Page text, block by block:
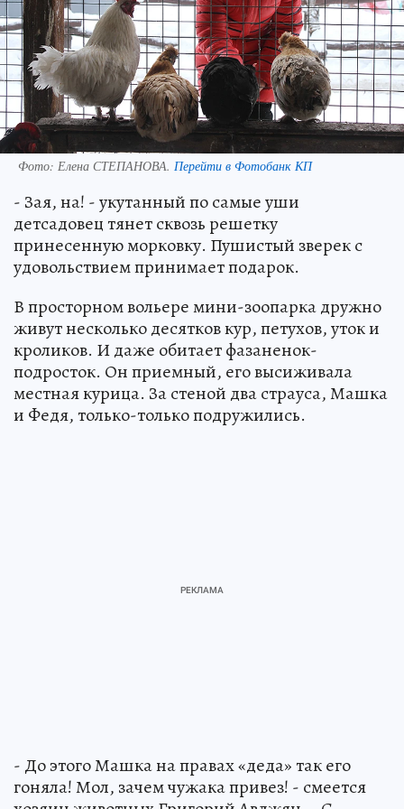
Фото: Елена СТЕПАНОВА. Перейти в Фотобанк КП
- Зая, на! - укутанный по самые уши
детсадовец тянет сквозь решетку
принесенную морковку. Пушистый зверек с
удовольствием принимает подарок.
В просторном вольере мини-зоопарка дружно
живут несколько десятков кур, петухов, уток и
кроликов. И даже обитает фазаненок-
подросток. Он приемный, его высиживала
местная курица. За стеной два страуса, Машка
и Федя, только-только подружились.
- До этого Машка на правах «деда» так его
гоняла! Мол, зачем чужака привез! - смеется